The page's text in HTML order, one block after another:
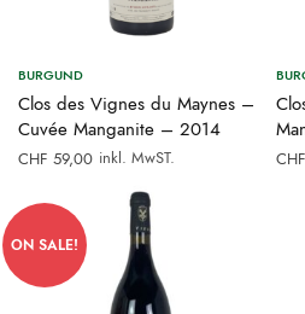
BURGUND
Clos des Vignes du Maynes –
Cuvée Manganite – 2014
CHF 59,00 inkl. MwST. CHF
ON SALE!